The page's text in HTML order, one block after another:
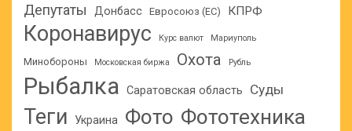
Депутаты Донбасс Евросоюз (ЕС) КПРФ
Коронавирус Курс валют Мариуполь
Минобороны Московская биржа Охота Рубль
Рыбалка Саратовская область Суды
Теги Украина Фото Фототехника